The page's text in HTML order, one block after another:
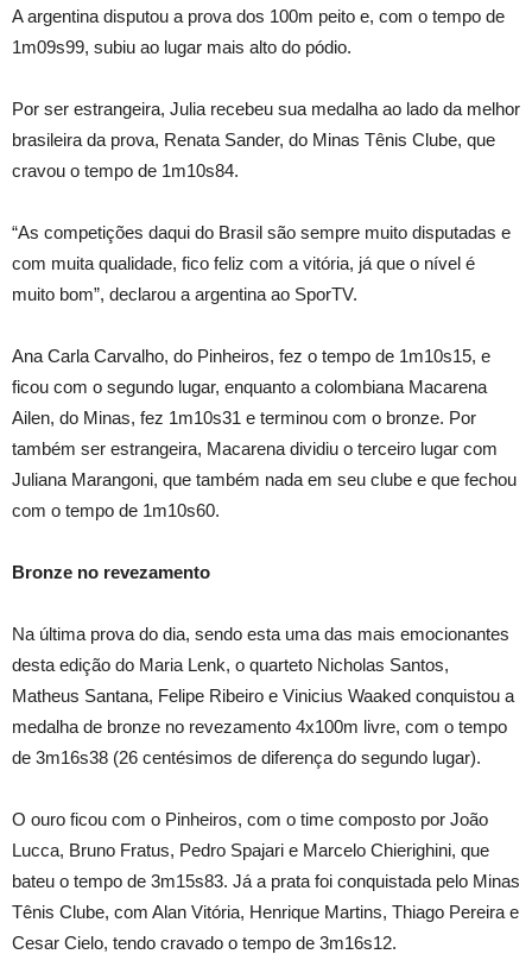
A argentina disputou a prova dos 100m peito e, com o tempo de
1m09s99, subiu ao lugar mais alto do pódio.
Por ser estrangeira, Julia recebeu sua medalha ao lado da melhor
brasileira da prova, Renata Sander, do Minas Tênis Clube, que
cravou o tempo de 1m10s84.
“As competições daqui do Brasil são sempre muito disputadas e
com muita qualidade, fico feliz com a vitória, já que o nível é
muito bom”, declarou a argentina ao SporTV.
Ana Carla Carvalho, do Pinheiros, fez o tempo de 1m10s15, e
ficou com o segundo lugar, enquanto a colombiana Macarena
Ailen, do Minas, fez 1m10s31 e terminou com o bronze. Por
também ser estrangeira, Macarena dividiu o terceiro lugar com
Juliana Marangoni, que também nada em seu clube e que fechou
com o tempo de 1m10s60.
Bronze no revezamento
Na última prova do dia, sendo esta uma das mais emocionantes
desta edição do Maria Lenk, o quarteto Nicholas Santos,
Matheus Santana, Felipe Ribeiro e Vinicius Waaked conquistou a
medalha de bronze no revezamento 4x100m livre, com o tempo
de 3m16s38 (26 centésimos de diferença do segundo lugar).
O ouro ficou com o Pinheiros, com o time composto por João
Lucca, Bruno Fratus, Pedro Spajari e Marcelo Chierighini, que
bateu o tempo de 3m15s83. Já a prata foi conquistada pelo Minas
Tênis Clube, com Alan Vitória, Henrique Martins, Thiago Pereira e
Cesar Cielo, tendo cravado o tempo de 3m16s12.